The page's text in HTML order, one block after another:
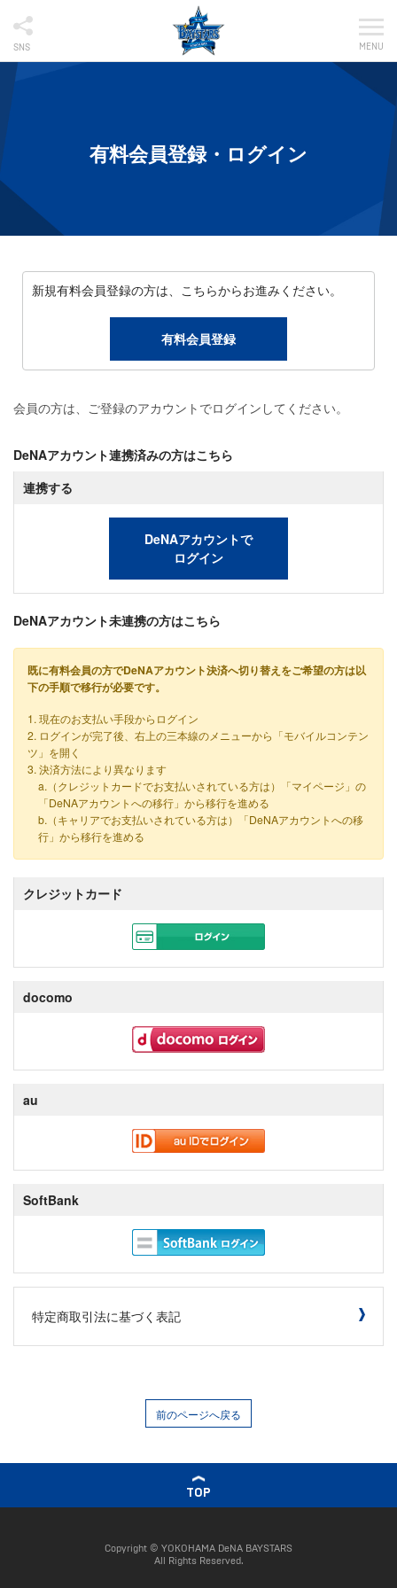
SNS MENU
有料会員登録・ログイン
新規有料会員登録の方は、こちらからお進みください。
有料会員登録
会員の方は、ご登録のアカウントでログインしてください。
DeNAアカウント連携済みの方はこちら
連携する
DeNAアカウントで
ログイン
DeNAアカウント未連携の方はこちら
既に有料会員の方でDeNAアカウント決済へ切り替えをご希望の方は以
下の手順で移行が必要です。
1. 現在のお支払い手段からログイン
2. ログインが完了後、右上の三本線のメニューから「モバイルコンテン
ツ」を開く
3. 決済方法により異なります
a.（クレジットカードでお支払いされている方は）「マイページ」の
「DeNAアカウントへの移行」から移行を進める
b.（キャリアでお支払いされている方は）「DeNAアカウントへの移
行」から移行を進める
クレジットカード
docomo
au
SoftBank
特定商取引法に基づく表記
前のページへ戻る
TOP
Copyright © YOKOHAMA DeNA BAYSTARS
All Rights Reserved.